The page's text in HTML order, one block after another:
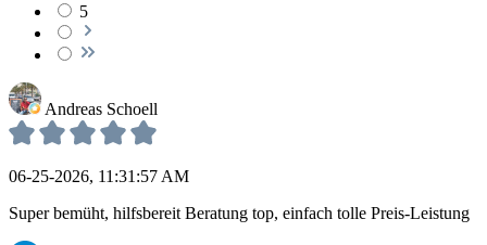
5
Andreas Schoell
06-25-2026, 11:31:57 AM
Super bemüht, hilfsbereit Beratung top, einfach tolle Preis-Leistung